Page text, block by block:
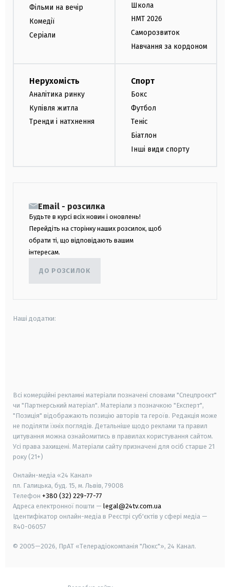
Фільми на вечір
Комедії
Серіали
Школа
НМТ 2026
Саморозвиток
Навчання за кордоном
Нерухомість
Аналітика ринку
Купівля житла
Тренди і натхнення
Спорт
Бокс
Футбол
Теніс
Біатлон
Інші види спорту
Email - розсилка
Будьте в курсі всіх новин і оновлень!
Перейдіть на сторінку наших розсилок, щоб
обрати ті, що відповідають вашим
інтересам.
ДО РОЗСИЛОК
Наші додатки:
Всі комерційні рекламні матеріали позначені словами "Спецпроєкт"
чи "Партнерський матеріал". Матеріали з позначкою "Експерт",
"Позиція" відображають позицію авторів та героїв. Редакція може
не поділяти їхніх поглядів. Детальніше щодо реклами та правил
цитування можна ознайомитись в правилах користування сайтом.
Усі права захищені. Матеріали сайту призначені для осіб старше 21
року (21+)
Онлайн-медіа «24 Канал»
пл. Галицька, буд. 15, м. Львів, 79008
Телефон +380 (32) 229-77-77
Адреса електронної пошти — legal@24tv.com.ua
Ідентифікатор онлайн-медіа в Реєстрі суб'єктів у сфері медіа —
R40-06057
© 2005—2026, ПрАТ «Телерадіокомпанія "Люкс"», 24 Канал.